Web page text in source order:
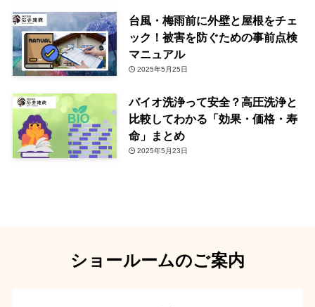
台風・梅雨前に外壁と屋根をチェ
ック！被害を防ぐための事前点検
マニュアル
2025年5月25日
バイオ洗浄って安全？高圧洗浄と
比較してわかる「効果・価格・寿
命」まとめ
2025年5月23日
ショールームのご案内